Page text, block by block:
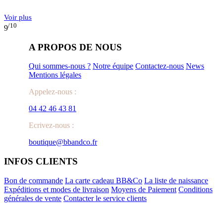
Voir plus
9/10
A PROPOS DE NOUS
Qui sommes-nous ? Notre équipe Contactez-nous News
Mentions légales
Appelez-nous :
04 42 46 43 81
Ecrivez-nous :
boutique@bbandco.fr
INFOS CLIENTS
Bon de commande La carte cadeau BB&Co La liste de naissance
Expéditions et modes de livraison Moyens de Paiement Conditions
générales de vente Contacter le service clients